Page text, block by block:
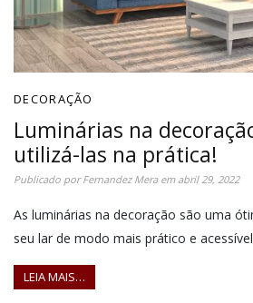
DECORAÇÃO
Luminárias na
utilizá-las na prática!
Publicado porFernandez Meraem abril 29, 2022
As luminárias na decoração são uma
seu lar de modo mais prático e
LEIA MAIS…